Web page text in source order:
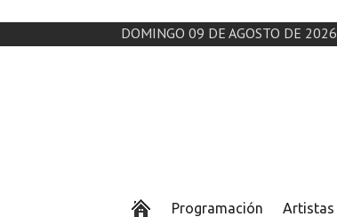
DOMINGO 09 DE AGOSTO DE 2026
Programación Artistas